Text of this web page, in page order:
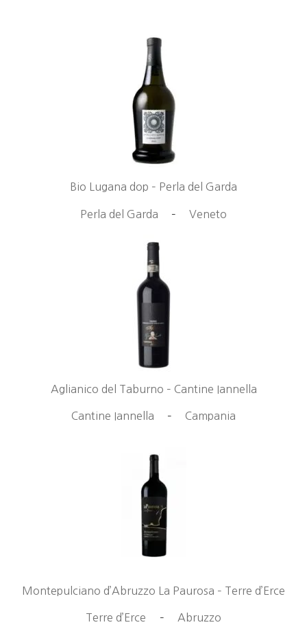
Bio Lugana dop – Perla del Garda
Perla del Garda – Veneto
Aglianico del Taburno – Cantine Iannella
Cantine Iannella – Campania
Montepulciano d’Abruzzo La Paurosa – Terre d’Erce
Terre d’Erce – Abruzzo